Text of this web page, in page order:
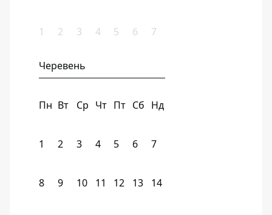
1 2 3 4 5 6 7
Черевень
Пн Вт Ср Чт Пт Сб Нд
1 2 3 4 5 6 7
8 9 10 11 12 13 14